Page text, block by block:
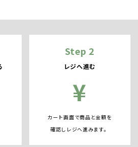
Step 2
レジへ進む
¥
カート画面で商品と金額を
確認しレジへ進みます。